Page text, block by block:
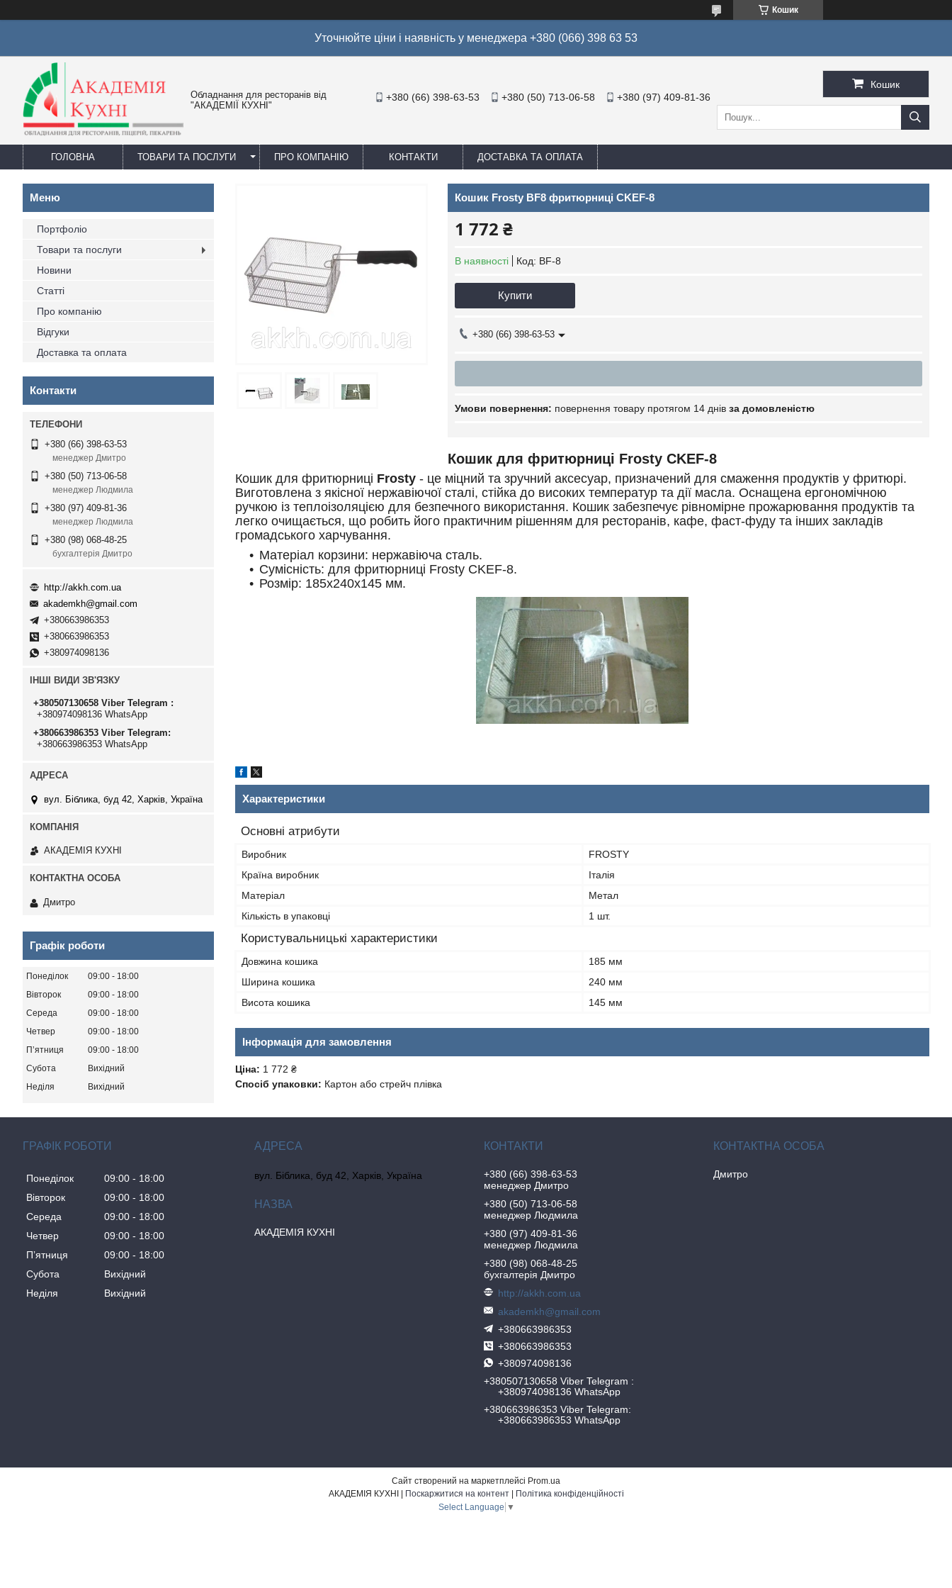
Кошик
Уточнюйте ціни і наявність у менеджера +380 (066) 398 63 53
Обладнання для ресторанів від
"АКАДЕМІЇ КУХНІ"
+380 (66) 398-63-53 +380 (50) 713-06-58 +380 (97) 409-81-36
Кошик
ГОЛОВНА ТОВАРИ ТА ПОСЛУГИ ПРО КОМПАНІЮ КОНТАКТИ ДОСТАВКА ТА ОПЛАТА
Кошик Frosty BF8 фритюрниці CKEF-8
1 772 ₴
В наявності Код: BF-8
Купити
+380 (66) 398-63-53
повернення товару протягом 14 днів за домовленістю
Кошик для фритюрниці Frosty CKEF-8
Кошик для фритюрниці Frosty - це міцний та зручний аксесуар, призначений для смаження продуктів у фритюрі.
Виготовлена ​​з якісної нержавіючої сталі, стійка до високих температур та дії масла. Оснащена ергономічною
ручкою із теплоізоляцією для безпечного використання. Кошик забезпечує рівномірне прожарювання продуктів та
легко очищається, що робить його практичним рішенням для ресторанів, кафе, фаст-фуду та інших закладів
громадського харчування.
Матеріал корзини: нержавіюча сталь.
Сумісність: для фритюрниці Frosty CKEF-8.
Розмір: 185x240x145 мм.
Характеристики
Основні атрибути
Виробник
FROSTY
Країна виробник
Італія
Матеріал
Метал
Кількість в упаковці
1 шт.
Користувальницькі характеристики
Довжина кошика
185 мм
Ширина кошика
240 мм
Висота кошика
145 мм
Інформація для замовлення
Ціна: 1 772 ₴
Спосіб упаковки: Картон або стрейч плівка
Портфоліо
Товари та послуги
Новини
Статті
Про компанію
Відгуки
Доставка та оплата
Контакти
+380 (66) 398-63-53
менеджер Дмитро
+380 (50) 713-06-58
менеджер Людмила
+380 (97) 409-81-36
менеджер Людмила
+380 (98) 068-48-25
бухгалтерія Дмитро
http://akkh.com.ua
akademkh@gmail.com
+380663986353
+380663986353
+380974098136
ІНШІ ВИДИ ЗВ'ЯЗКУ
+380507130658 Viber Telegram
+380974098136 WhatsApp
+380663986353 Viber Telegram
+380663986353 WhatsApp
вул. Біблика, буд 42, Харків, Україна
АКАДЕМІЯ КУХНІ
Дмитро
Графік роботи
Понеділок 09:00
18:00
Вівторок
09:00
18:00
Середа
09:00
18:00
Четвер
09:00
18:00
Пʼятниця
09:00
18:00
Субота
Вихідний
Неділя
Вихідний
ГРАФІК РОБОТИ
Понеділок 09:00
18:00
Вівторок
09:00
18:00
Середа
09:00
18:00
Четвер
09:00
18:00
Пʼятниця
09:00
18:00
Субота
Вихідний
Неділя
Вихідний
вул. Біблика, буд 42, Харків, Україна
АКАДЕМІЯ КУХНІ
+380 (66) 398-63-53
менеджер Дмитро
+380 (50) 713-06-58
менеджер Людмила
+380 (97) 409-81-36
менеджер Людмила
+380 (98) 068-48-25
бухгалтерія Дмитро
http://akkh.com.ua
akademkh@gmail.com
+380663986353
+380663986353
+380974098136
+380507130658 Viber Telegram
+380974098136 WhatsApp
+380663986353 Viber Telegram
+380663986353 WhatsApp
Дмитро
Сайт створений на маркетплейсі Prom.ua
Поскаржитися на контент
Політика конфіденційності
Select Language ▼